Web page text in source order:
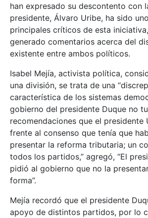
han expresado su descontento con
presidente, Álvaro Uribe, ha sido
principales críticos de esta
generado comentarios acerca del
existente entre ambos políticos.
Isabel Mejía, activista política,
una división, se trata de una
característica de los sistemas
gobierno del presidente Duque no
recomendaciones que el presidente
frente al consenso que tenía que
presentar la reforma tributaria; un
todos los partidos,” agregó, “El
pidió al gobierno que no la
forma”.
Mejía recordó que el presidente
apoyo de distintos partidos, por lo